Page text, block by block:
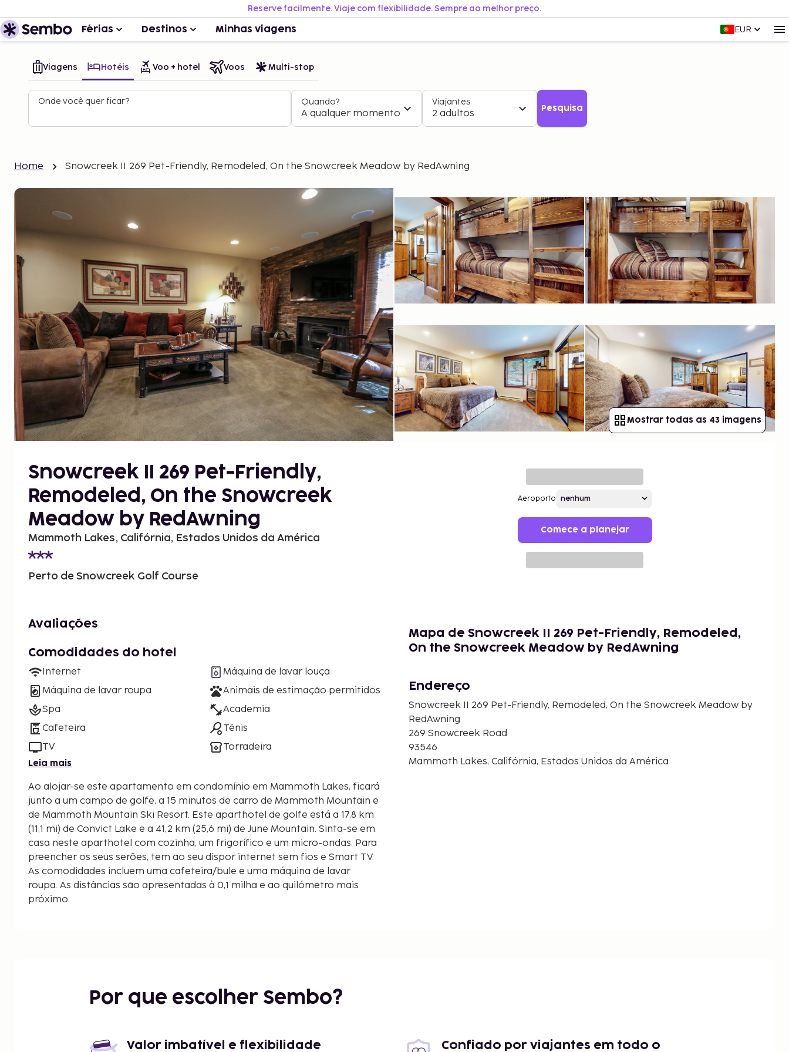
Reserve facilmente. Viaje com flexibilidade. Sempre ao melhor preço.
Férias Destinos Minhas viagens EUR
Viagens Hotéis Voo + hotel Voos Multi-stop
Onde você quer ficar? Quando?
A qualquer momento
Viajantes
2 adultos Pesquisa
Home Snowcreek II 269 Pet-Friendly, Remodeled, On the Snowcreek Meadow by RedAwning
Mostrar todas as 43 imagens
Snowcreek II 269 Pet-Friendly,
Remodeled, On the Snowcreek
Meadow by RedAwning
Mammoth Lakes, Califórnia, Estados Unidos da América
Perto de Snowcreek Golf Course
Aeroporto
Comece a planejar
Avaliações
Comodidades do hotel
Internet
Máquina de lavar roupa
Spa
Cafeteira
TV
Máquina de lavar louça
Animais de estimação permitidos
Academia
Tênis
Torradeira
Leia mais
Ao alojar-se este apartamento em condomínio em Mammoth Lakes, ficará
junto a um campo de golfe, a 15 minutos de carro de Mammoth Mountain e
de Mammoth Mountain Ski Resort. Este aparthotel de golfe está a 17,8 km
(11,1 mi) de Convict Lake e a 41,2 km (25,6 mi) de June Mountain. Sinta-se em
casa neste aparthotel com cozinha, um frigorífico e um micro-ondas. Para
preencher os seus serões, tem ao seu dispor internet sem fios e Smart TV.
As comodidades incluem uma cafeteira/bule e uma máquina de lavar
roupa. As distâncias são apresentadas à 0,1 milha e ao quilómetro mais
próximo.
Edison Theater - 2,5 km/1,5 mi
Mammoth Ski Museum - 2,5 km/1,5 mi
Teleférico Chair 8 - 3,6 km/2,2 mi
Mapa de Snowcreek II 269 Pet-Friendly, Remodeled,
On the Snowcreek Meadow by RedAwning
Endereço
Snowcreek II 269 Pet-Friendly, Remodeled, On the Snowcreek Meadow by
RedAwning
269 Snowcreek Road
93546
Mammoth Lakes, Califórnia, Estados Unidos da América
Por que escolher Sembo?
Valor imbatível e flexibilidade
Confiado por viajantes em todo o